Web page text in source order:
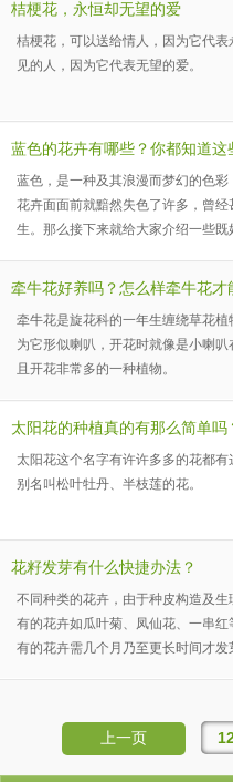
桔梗花，永恒却无望的爱
桔梗花，可以送给情人，因为它代
见的人，因为它代表无望的爱。
蓝色的花卉有哪些？你都知道这
蓝色，是一种及其浪漫而梦幻的色
花卉面面前就黯然失色了许多，曾
生。那么接下来就给大家介绍一些
牵牛花好养吗？怎么样牵牛花才
牵牛花是旋花科的一年生缠绕草花
为它形似喇叭，开花时就像是小喇
且开花非常多的一种植物。
太阳花的种植真的有那么简单吗
太阳花这个名字有许许多多的花都
别名叫松叶牡丹、半枝莲的花。
花籽发芽有什么快捷办法？
不同种类的花卉，由于种皮构造及生
有的花卉如瓜叶菊、凤仙花、一串
有的花卉需几个月乃至更长时间才
的花籽，宜采用不同的处置方法。
串红花籽在40℃的温水中浸泡一昼夜
上一页